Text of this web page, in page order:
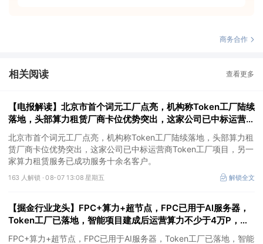
商务合作
相关阅读 查看更多
【电报解读】北京市首个词元工厂点亮，机构称Token工厂陆续
落地，头部算力租赁厂商卡位优势突出，这家公司已中标运营商
Token工厂项目
北京市首个词元工厂点亮，机构称Token工厂陆续落地，头部算力租
赁厂商卡位优势突出，这家公司已中标运营商Token工厂项目，另一
家算力租赁服务已成功服务十余名客户。
163 人解锁 ·08-07 13:08 星期五 解锁全文
【掘金行业龙头】FPC+算力+超节点，FPC已用于AI服务器，
Token工厂已落地，智能项目建成后运营算力不少于4万P，这
家公司布局并成功研发国产超节点系统
FPC+算力+超节点，FPC已用于AI服务器，Token工厂已落地，智能